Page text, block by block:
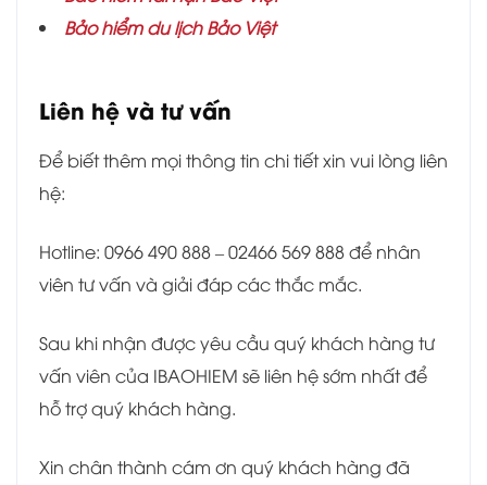
Bảo hiểm du lịch Bảo Việt
Liên hệ và tư vấn
Để biết thêm mọi thông tin chi tiết xin vui lòng liên
hệ:
Hotline: 0966 490 888 – 02466 569 888 để nhân
viên tư vấn và giải đáp các thắc mắc.
Sau khi nhận được yêu cầu quý khách hàng tư
vấn viên của IBAOHIEM sẽ liên hệ sớm nhất để
hỗ trợ quý khách hàng.
Xin chân thành cám ơn quý khách hàng đã